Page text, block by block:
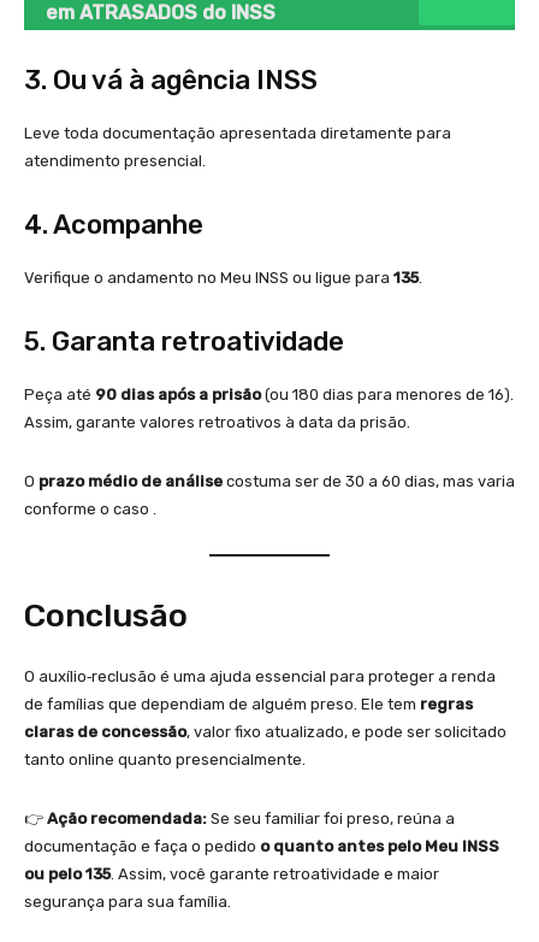
em ATRASADOS do INSS
3. Ou vá à agência INSS
Leve toda documentação apresentada diretamente para
atendimento presencial.
4. Acompanhe
Verifique o andamento no Meu INSS ou ligue para 135.
5. Garanta retroatividade
Peça até 90 dias após a prisão(ou 180 dias para menores de 16).
Assim, garante valores retroativos à data da prisão.
O prazo médio de análise costuma ser de 30 a 60 dias, mas varia
conforme o caso .
Conclusão
O auxílio‑reclusão é uma ajuda essencial para proteger a renda
de famílias que dependiam de alguém preso. Ele tem regras
claras de concessão, valor fixo atualizado, e pode ser solicitado
tanto online quanto presencialmente.
👉 Ação recomendada: Se seu familiar foi preso, reúna a
documentação e faça o pedido o quanto antes pelo Meu INSS
ou pelo 135. Assim, você garante retroatividade e maior
segurança para sua família.